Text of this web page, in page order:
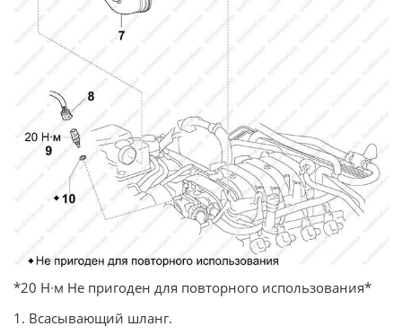
*20 Н∙м Не пригоден для повторного использования*
1. Всасывающий шланг.